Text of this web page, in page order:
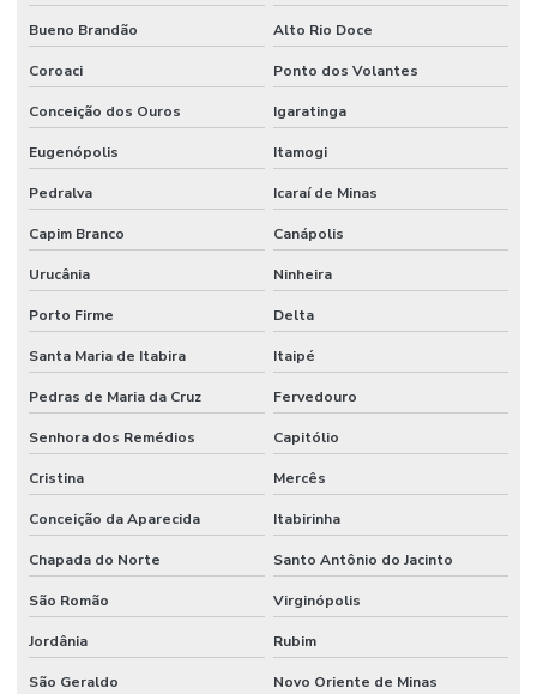
Bueno Brandão Alto Rio Doce
Coroaci Ponto dos Volantes
Conceição dos Ouros Igaratinga
Eugenópolis Itamogi
Pedralva Icaraí de Minas
Capim Branco Canápolis
Urucânia Ninheira
Porto Firme Delta
Santa Maria de Itabira Itaipé
Pedras de Maria da Cruz Fervedouro
Senhora dos Remédios Capitólio
Cristina Mercês
Conceição da Aparecida Itabirinha
Chapada do Norte Santo Antônio do Jacinto
São Romão Virginópolis
Jordânia Rubim
São Geraldo Novo Oriente de Minas